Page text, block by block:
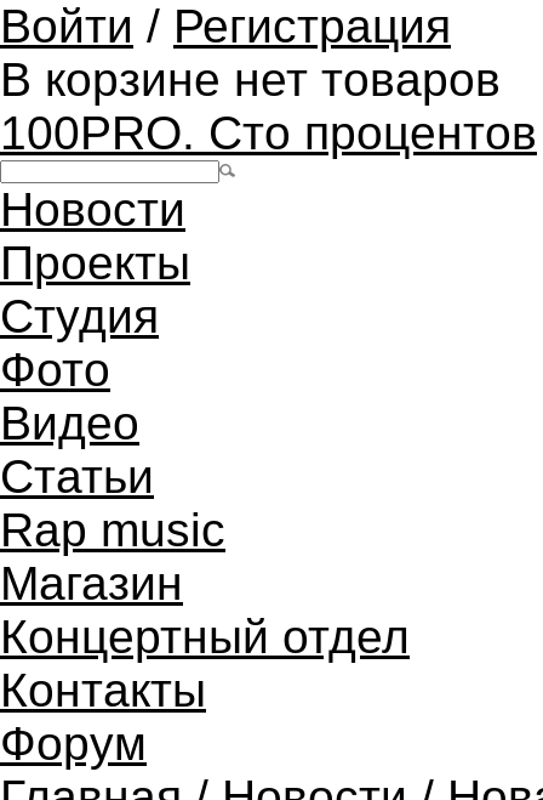
Войти / Регистрация
В корзине нет товаров
100PRO. Сто процентов
Новости
Проекты
Студия
Фото
Видео
Статьи
Rap music
Магазин
Концертный отдел
Контакты
Форум